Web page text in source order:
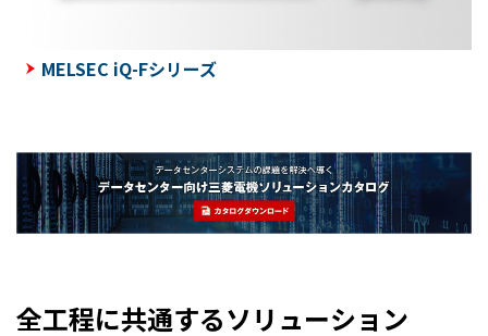
MELSEC iQ-Fシリーズ
全工程に共通するソリューション